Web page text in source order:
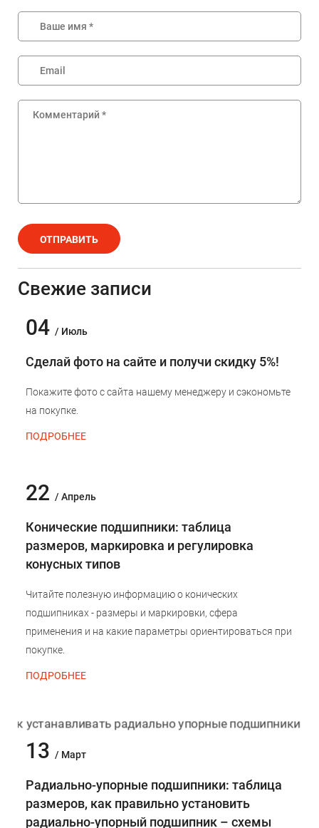
ОТПРАВИТЬ
Свежие записи
04 / Июль
Сделай фото на сайте и получи скидку 5%!
Покажите фото с сайта нашему менеджеру и сэкономьте
на покупке.
ПОДРОБНЕЕ
22 / Апрель
Конические подшипники: таблица
размеров, маркировка и регулировка
конусных типов
Читайте полезную информацию о конических
подшипниках - размеры и маркировки, сфера
применения и на какие параметры ориентироваться при
покупке.
ПОДРОБНЕЕ
13 / Март
Радиально-упорные подшипники: таблица
размеров, как правильно установить
радиально-упорный подшипник – схемы